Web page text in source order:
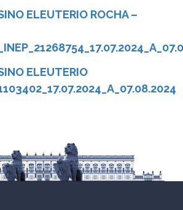
ELEUTERIO ROCHA –
ELEUTERIO